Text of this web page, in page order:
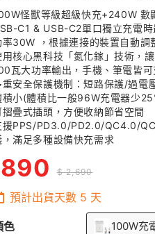
怪獸等級超級快充+240W 數
C1 & USB-C2單口獨立充電
率30W ，根據連接的裝置自動調
用核心黑科技「氮化鎵」技術，
瓦大功率輸出，手機、筆電皆可
重安全保護機制：短路保護/過電
積小(體積比一般96W充電器少
摺疊式插頭，方便收納節省空間
援PPS/PD3.0/PD2.0/QC4.0/
，滿足多種設備快充需求
890 $ 2,690
預計出貨天數 5 天
色 100W充